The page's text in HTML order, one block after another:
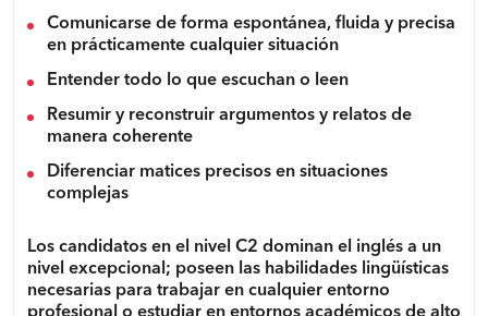
Comunicarse de forma espontánea, fluida y precisa
en prácticamente cualquier situación
Entender todo lo que escuchan o leen
Resumir y reconstruir argumentos y relatos de
manera coherente
Diferenciar matices precisos en situaciones
complejas
Los candidatos en el nivel C2 dominan el inglés a un
nivel excepcional; poseen las habilidades lingüísticas
necesarias para trabajar en cualquier entorno